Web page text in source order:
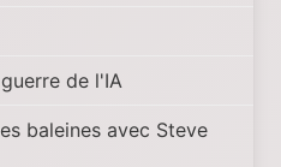
de l'IA
baleines avec Steve